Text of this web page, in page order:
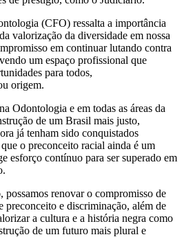
(CFO) ressalta a importância
valorização da diversidade em nossa
em continuar lutando contra
um espaço profissional que
para todos,
origem.
Odontologia e em todas as áreas da
de um Brasil mais justo,
já tenham sido conquistados
o preconceito racial ainda é um
esforço contínuo para ser superado em
possamos renovar o compromisso de
preconceito e discriminação, além de
a cultura e a história negra como
de um futuro mais plural e